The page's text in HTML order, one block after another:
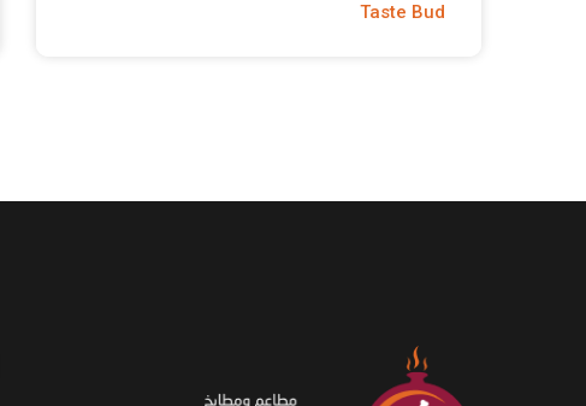
Taste Bud